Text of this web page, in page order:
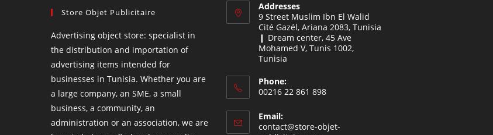
Store Objet Publicitaire
Advertising object store: specialist in
the distribution and importation of
advertising items intended for
businesses in Tunisia. Whether you are
a large company, an SME, a small
business, a community, an
administration or an association, we are
Addresses
9 Street Muslim Ibn El Walid
Cité Gazél, Ariana 2083, Tunisia
❙ Dream center, 45 Ave
Mohamed V, Tunis 1002,
Tunisia
Phone:
00216 22 861 898
Email:
contact@store-objet-